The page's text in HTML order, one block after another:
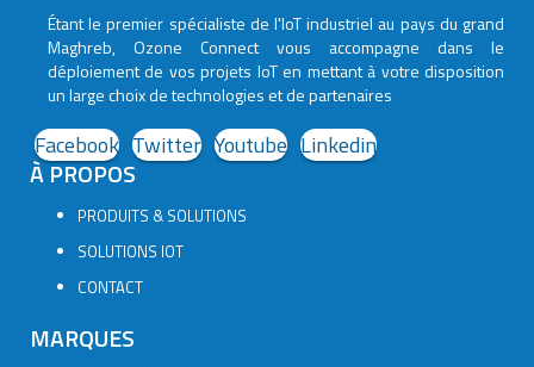
Étant le premier spécialiste de l'IoT industriel au pays du grand
Maghreb, Ozone Connect vous accompagne dans le
déploiement de vos projets IoT en mettant à votre disposition
un large choix de technologies et de partenaires
Facebook Twitter Youtube Linkedin
À PROPOS
PRODUITS & SOLUTIONS
SOLUTIONS IOT
CONTACT
MARQUES